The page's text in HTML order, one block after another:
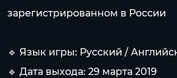
зарегистрированном в России
🔹 Язык игры: Русский /
🔹 Дата выхода: 29 марта 2019